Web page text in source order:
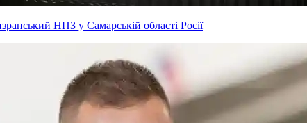
НПЗ у Самарській області Росії